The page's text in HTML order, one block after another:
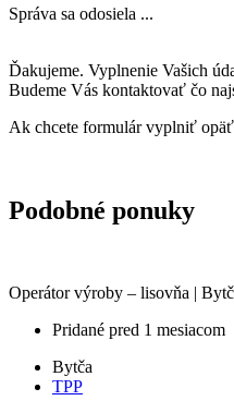
Správa sa odosiela ...
Ďakujeme. Vyplnenie Vašich
Budeme Vás kontaktovať čo
Ak chcete formulár vyplniť
Podobné ponuky
Operátor výroby – lisovňa |
Pridané pred 1 mesiacom
Bytča
TPP